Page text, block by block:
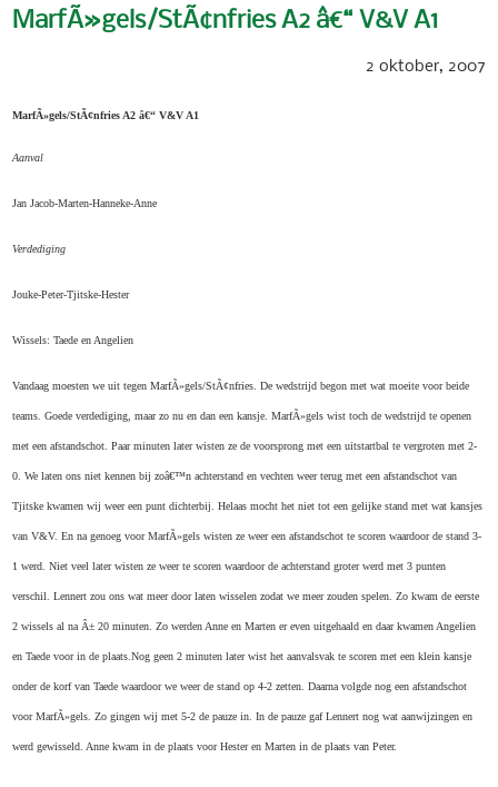
MarfÃ»gels/StÃ¢nfries A2 â€“ V&V A1
2 oktober, 2007
MarfÃ»gels/StÃ¢nfries A2 â€“ V&V A1
Aanval
Jan Jacob-Marten-Hanneke-Anne
Verdediging
Jouke-Peter-Tjitske-Hester
Wissels:Taede en Angelien
Vandaag moesten we uit tegen MarfÃ»gels/StÃ¢nfries.De wedstrijd begon met wat moeite voor beide
teams. Goede verdediging, maar zo nu en dan een kansje. MarfÃ»gels wist toch de wedstrijd te openen
met een afstandschot. Paar minuten later wisten ze de voorsprong met een uitstartbal te vergroten met 2-
0.We laten ons niet kennen bij zoâ€™n achterstand en vechten weer terug met een afstandschot van
Tjitske kwamen wij weer een punt dichterbij.Helaas mocht het niet tot een gelijke stand met wat kansjes
van V&V. En na genoeg voor MarfÃ»gels wisten ze weer een afstandschot te scoren waardoor de stand 3-
1 werd.Niet veel later wisten ze weer te scoren waardoor de achterstand groter werd met 3 punten
verschil.Lennert zou ons wat meer door laten wisselen zodat we meer zouden spelen. Zo kwam de eerste
2 wissels al na Â± 20 minuten.Zo werden Anne en Marten er even uitgehaald en daar kwamen Angelien
en Taede voor in de plaats.Nog geen 2 minuten later wist het aanvalsvak te scoren met een klein kansje
onder de korf van Taede waardoor we weer de stand op 4-2 zetten.Daarna volgde nog een afstandschot
voor MarfÃ»gels. Zo gingen wij met 5-2 de pauze in.In de pauze gaf Lennert nog wat aanwijzingen en
werd gewisseld. Anne kwam in de plaats voor Hester en Marten in de plaats van Peter.